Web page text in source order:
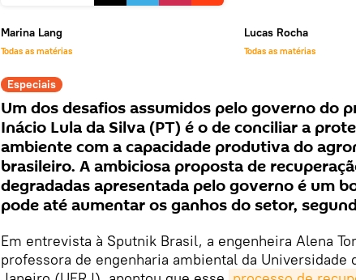
Marina Lang
Todas as matérias
Lucas Rocha
Todas as matérias
Especiais
Um dos desafios assumidos pelo governo do
Inácio Lula da Silva (PT) é o de conciliar a
ambiente com a capacidade produtiva do
brasileiro. A ambiciosa proposta de
degradadas apresentada pelo governo é um
pode até aumentar os ganhos do setor,
Em entrevista à Sputnik Brasil, a engenheira Alena
professora de engenharia ambiental da Universidade